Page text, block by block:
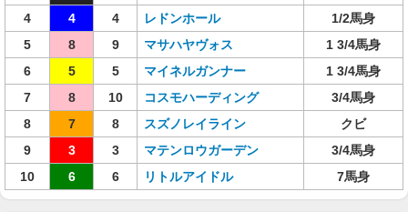
4
4 4 レドンホール
1/2馬身
5
8 9 マサハヤヴォス
1 3/4馬身
6
5 5 マイネルガンナー
1 3/4馬身
7
8 10 コスモハーディング
3/4馬身
8
7 8 スズノレイライン
クビ
9
3 3 マテンロウガーデン
3/4馬身
10
6 6 リトルアイドル 7馬身